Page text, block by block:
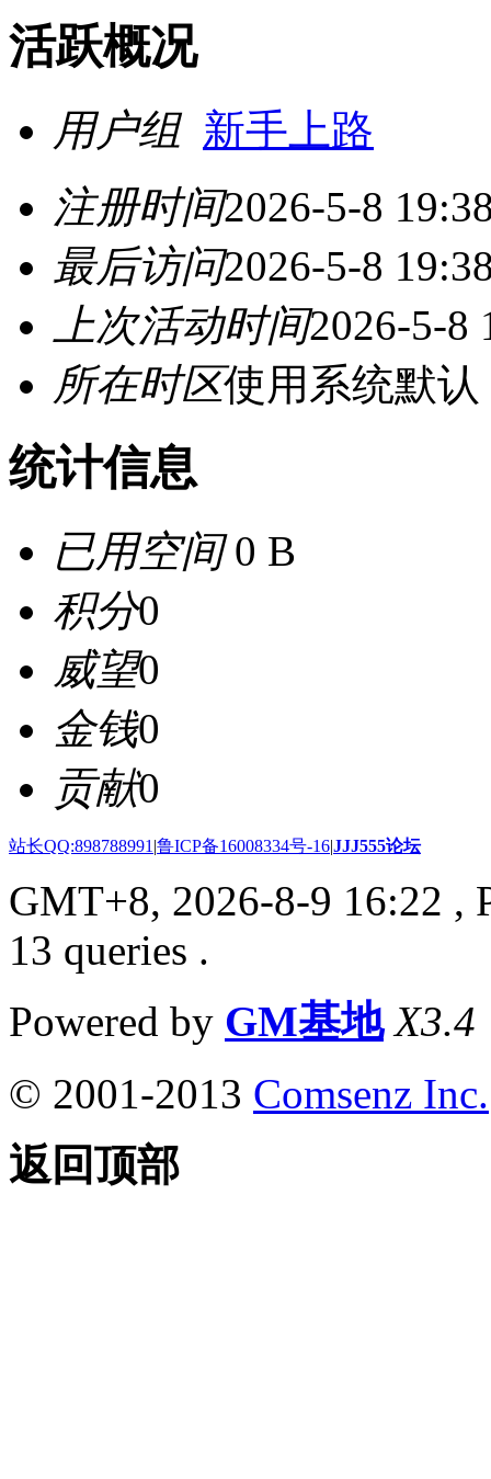
活跃概况
用户组 新手上路
注册时间2026-5-8
最后访问2026-5-8
上次活动时间2026-5-8
所在时区使用系统默认
统计信息
已用空间0 B
积分0
威望0
金钱0
贡献0
站长QQ:898788991 |鲁ICP备16008334号-16|JJJ555论坛
GMT+8, 2026-8-9 16:22 ,
13 queries .
Powered by GM基地 X3.4
© 2001-2013 Comsenz Inc.
返回顶部